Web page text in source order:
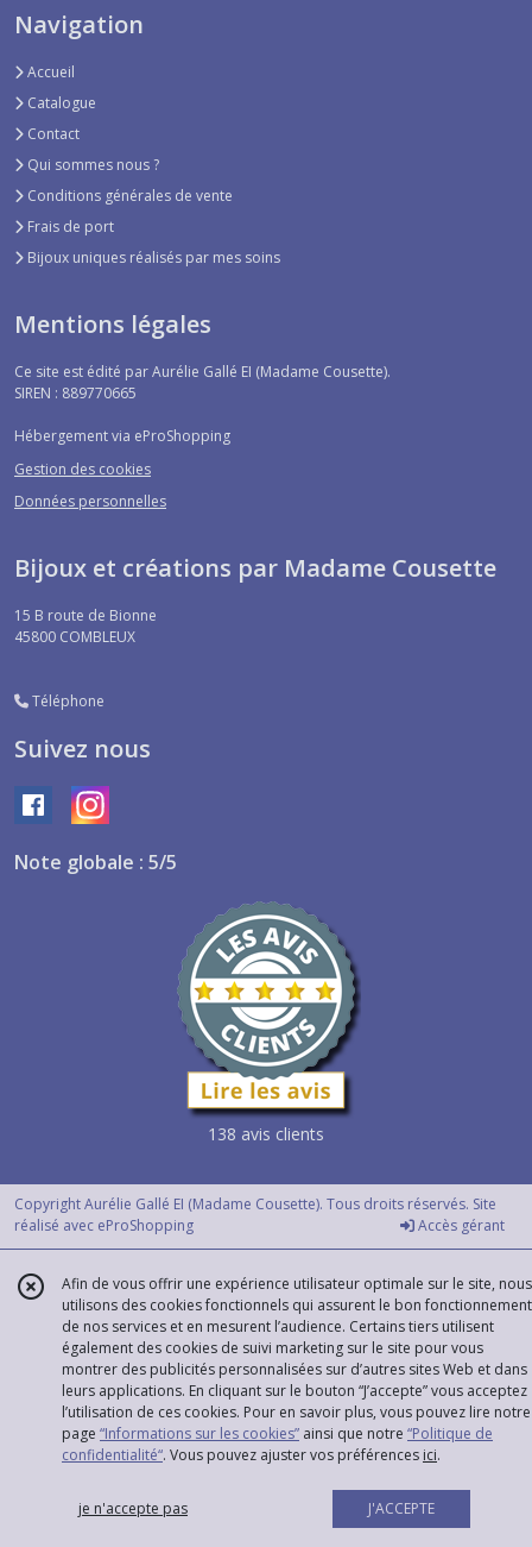
Navigation
Accueil
Catalogue
Contact
Qui sommes nous ?
Conditions générales de vente
Frais de port
Bijoux uniques réalisés par mes soins
Mentions légales
Ce site est édité par Aurélie Gallé EI (Madame Cousette).
SIREN : 889770665
Hébergement via eProShopping
Gestion des cookies
Données personnelles
Bijoux et créations par Madame Cousette
15 B route de Bionne
45800 COMBLEUX
Téléphone
Suivez nous
Note globale : 5/5
138 avis clients
Copyright Aurélie Gallé EI (Madame Cousette). Tous droits réservés. Site
réalisé avec eProShopping Accès gérant
Afin de vous offrir une expérience utilisateur optimale sur le site, nous
utilisons des cookies fonctionnels qui assurent le bon fonctionnement
de nos services et en mesurent l’audience. Certains tiers utilisent
également des cookies de suivi marketing sur le site pour vous
montrer des publicités personnalisées sur d’autres sites Web et dans
leurs applications. En cliquant sur le bouton “J’accepte” vous acceptez
l’utilisation de ces cookies. Pour en savoir plus, vous pouvez lire notre
page “Informations sur les cookies” ainsi que notre “Politique de
confidentialité“. Vous pouvez ajuster vos préférences ici.
je n'accepte pas J'ACCEPTE